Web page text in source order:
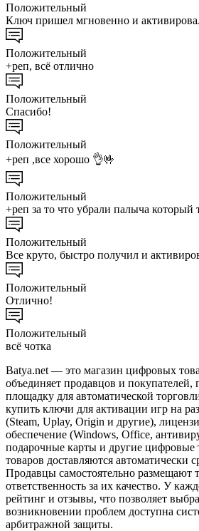
Положительный
Ключ пришел мгновенно и
Положительный
+реп, всё отлично
Положительный
Спасибо!
Положительный
+реп ,все хорошо 👌🤟
Положительный
+реп за то что убрали палыча который
Положительный
Все круто, быстро получил и
Положительный
Отлично!
Положительный
всё чотка
Batya.net — это магазин цифровых
объединяет продавцов и покупателей,
площадку для автоматической
купить ключи для активации игр на
(Steam, Uplay, Origin и другие),
обеспечение (Windows, Office,
подарочные карты и другие цифровые
товаров доставляются автоматически
Продавцы самостоятельно размещают
ответственность за их качество. У
рейтинг и отзывы, что позволяет
возникновении проблем доступна
арбитражной защиты.